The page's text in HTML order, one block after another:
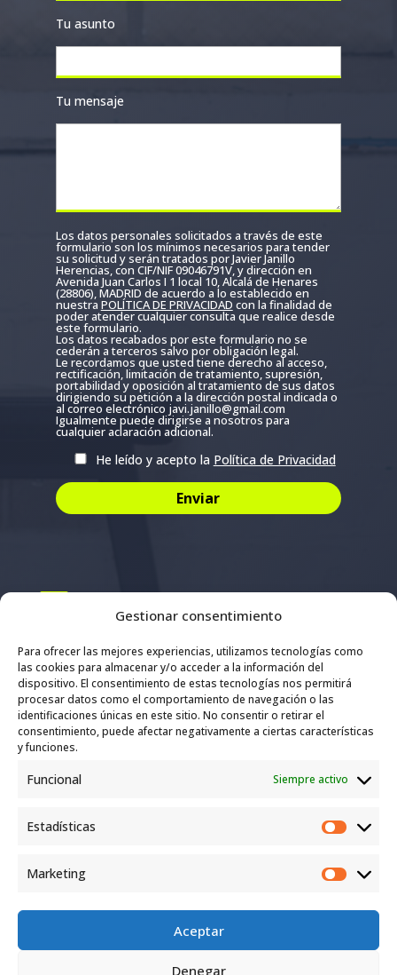
Gestionar consentimiento
Para ofrecer las mejores experiencias, utilizamos tecnologías como
las cookies para almacenar y/o acceder a la información del
dispositivo. El consentimiento de estas tecnologías nos permitirá
procesar datos como el comportamiento de navegación o las
identificaciones únicas en este sitio. No consentir o retirar el
consentimiento, puede afectar negativamente a ciertas características
y funciones.
Funcional Siempre activo
Estadísticas
Marketing
Aceptar
Denegar
Tu asunto
Tu mensaje
Los datos personales solicitados a través de este
formulario son los mínimos necesarios para tender
su solicitud y serán tratados por Javier Janillo
Herencias, con CIF/NIF 09046791V, y dirección en
Avenida Juan Carlos I 1 local 10, Alcalá de Henares
(28806), MADRID de acuerdo a lo establecido en
nuestra POLÍTICA DE PRIVACIDAD con la finalidad de
poder atender cualquier consulta que realice desde
este formulario.
Los datos recabados por este formulario no se
cederán a terceros salvo por obligación legal.
Le recordamos que usted tiene derecho al acceso,
rectificación, limitación de tratamiento, supresión,
portabilidad y oposición al tratamiento de sus datos
dirigiendo su petición a la dirección postal indicada o
al correo electrónico javi.janillo@gmail.com
Igualmente puede dirigirse a nosotros para
cualquier aclaración adicional.
He leído y acepto la Política de Privacidad
 Email
 Teléfono/WhatsApp
676 18 44 46
Dirección
Av. Juan Carlos I, 1, Alcalá de Henares
Javier Janillo Entrenador Personal 2025 © |